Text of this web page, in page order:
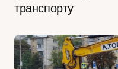
транспорту